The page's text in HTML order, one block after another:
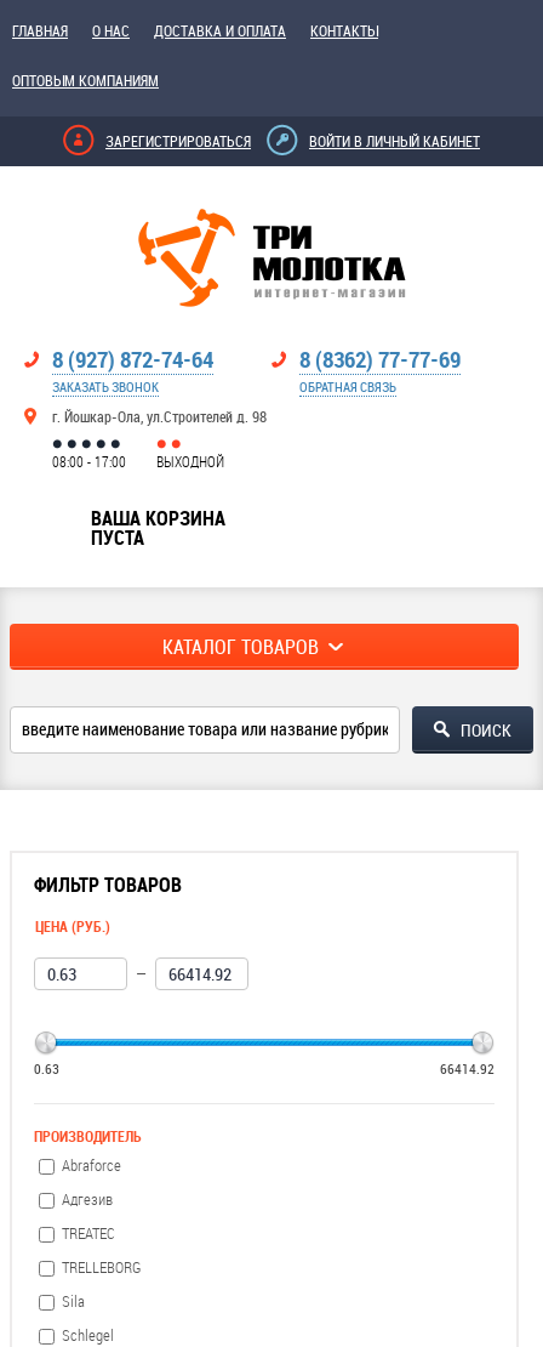
ГЛАВНАЯ О НАС ДОСТАВКА И ОПЛАТА КОНТАКТЫ
ОПТОВЫМ КОМПАНИЯМ
ЗАРЕГИСТРИРОВАТЬСЯ ВОЙТИ В ЛИЧНЫЙ КАБИНЕТ
8 (927) 872-74-64
ЗАКАЗАТЬ ЗВОНОК
г. Йошкар-Ола, ул.Строителей д. 98
8 (8362) 77-77-69
ОБРАТНАЯ СВЯЗЬ
08:00 - 17:00 ВЫХОДНОЙ
ВАША КОРЗИНА
ПУСТА
КАТАЛОГ ТОВАРОВ
ФИЛЬТР ТОВАРОВ
ЦЕНА (РУБ.)
—
0.63 66414.92
ПРОИЗВОДИТЕЛЬ
Abraforce
Адгезив
TREATEC
TRELLEBORG
Sila
Schlegel